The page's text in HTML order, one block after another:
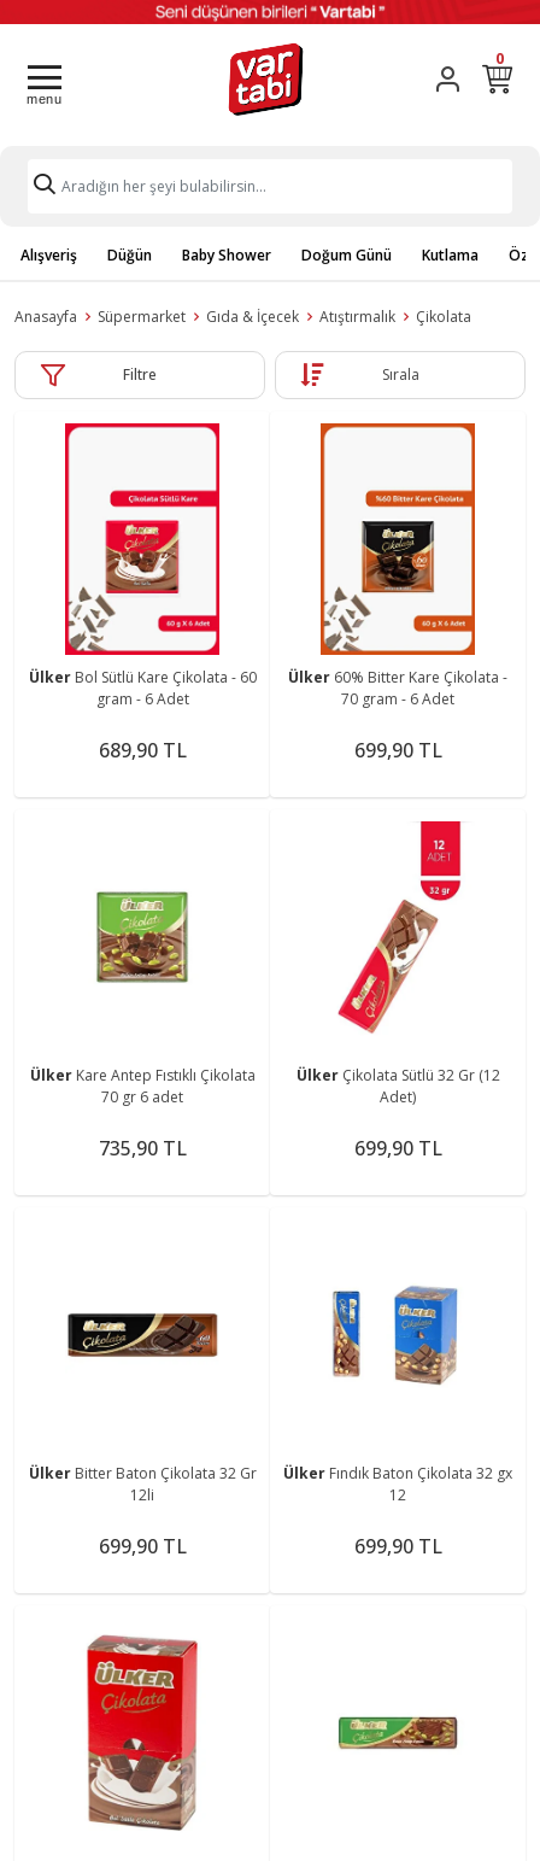
0
Alışveriş Düğün Baby Shower Doğum Günü Kutlama
Anasayfa Süpermarket Gıda & İçecek Atıştırmalık Çikolata
Filtre Sırala
Ülker Bol Sütlü Kare Çikolata - 60
gram - 6 Adet
689,90 TL
Ülker 60% Bitter Kare Çikolata -
70 gram - 6 Adet
699,90 TL
Ülker Kare Antep Fıstıklı Çikolata
70 gr 6 adet
735,90 TL
Ülker Çikolata Sütlü 32 Gr (12
Adet)
699,90 TL
Ülker Bitter Baton Çikolata 32 Gr
12li
699,90 TL
Ülker Fındık Baton Çikolata 32 gx
12
699,90 TL